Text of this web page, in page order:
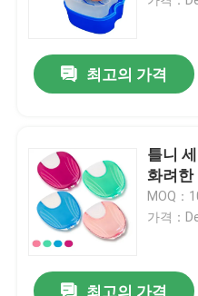
최고의 가격
틀니
화려한
MOQ：
가격：
최고의 가격